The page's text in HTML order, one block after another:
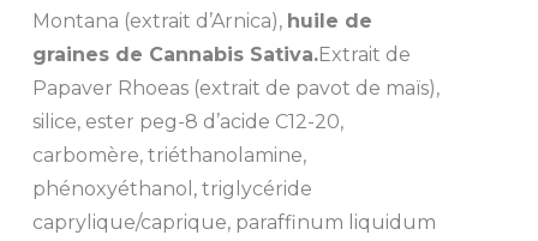
Montana (extrait d’Arnica), huile de
graines de Cannabis Sativa.Extrait de
Papaver Rhoeas (extrait de pavot de maïs),
silice, ester peg-8 d’acide C12-20,
carbomère, triéthanolamine,
phénoxyéthanol, triglycéride
caprylique/caprique, paraffinum liquidum